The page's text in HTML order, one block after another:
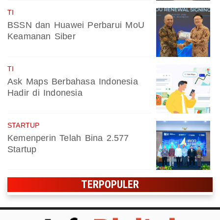
TI
BSSN dan Huawei Perbarui MoU
Keamanan Siber
TI
Ask Maps Berbahasa Indonesia
Hadir di Indonesia
STARTUP
Kemenperin Telah Bina 2.577
Startup
TERPOPULER